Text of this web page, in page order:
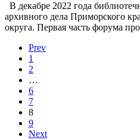
В декабре 2022 года
архивного дела Приморского
округа. Первая часть форума
Prev
1
2
…
6
7
8
9
Next